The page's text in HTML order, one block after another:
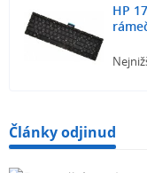
HP
Články odjinud